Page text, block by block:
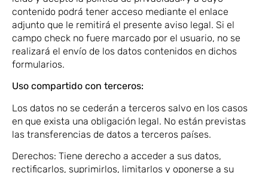
contenido podrá tener acceso mediante el enlace
adjunto que le remitirá el presente aviso legal. Si el
campo check no fuere marcado por el usuario, no se
realizará el envío de los datos contenidos en dichos
formularios.
Uso compartido con terceros:
Los datos no se cederán a terceros salvo en los casos
en que exista una obligación legal. No están previstas
las transferencias de datos a terceros países.
Derechos: Tiene derecho a acceder a sus datos,
rectificarlos, suprimirlos, limitarlos y oponerse a su